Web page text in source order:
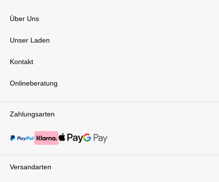
Zahlungsarten
Versandarten
Über Uns
Unser Laden
Kontakt
Onlineberatung